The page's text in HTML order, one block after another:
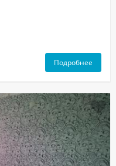
Подробнее